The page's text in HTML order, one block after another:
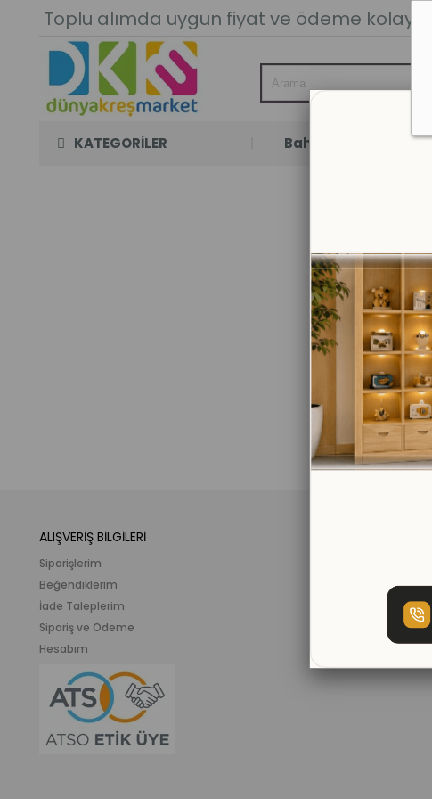
Toplu alımda uygun fiyat ve ödeme kolaylığı.
KATEGORİLER Bahçe Oyun Odası
ALIŞVERİŞ BİLGİLERİ
Siparişlerim
Beğendiklerim
İade Taleplerim
Sipariş ve Ödeme
Hesabım
Meslek ve İlgi Köşeleri
Eğitici Plastik Oyuncak